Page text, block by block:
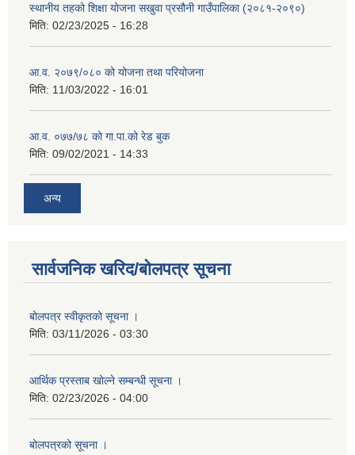
स्थानीय तहको शिक्षा योजना सखुवा प्रसौनी गाउँपालिका (२०८१-२०९०)
मिति: 02/23/2025 - 16:28
आ.व. २०७९/०८० को योजना तथा परियोजना
मिति: 11/03/2022 - 16:01
आ.व. ०७७/७८ को गा.पा.को रेड बुक
मिति: 09/02/2021 - 14:33
अन्य
सार्वजनिक खरिद/बोलपत्र सूचना
बोलपत्र स्वीकृतको सूचना ।
मिति: 03/11/2026 - 03:30
आर्थिक प्रस्ताब खोल्ने सम्बन्धी सूचना ।
मिति: 02/23/2026 - 04:00
बोलपत्रको सूचना ।